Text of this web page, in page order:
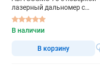
лазерный дальномер с
красным лучом
В наличии
В корзину